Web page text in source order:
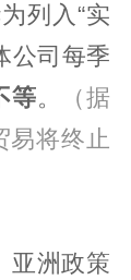
列入“实
公司每季
等。
（据
易将终止
亚洲政策